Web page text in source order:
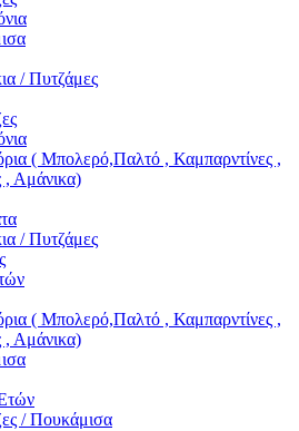
/ Πυτζάμες
( Μπολερό,Παλτό , Καμπαρντίνες ,
, Αμάνικα)
/ Πυτζάμες
( Μπολερό,Παλτό , Καμπαρντίνες ,
, Αμάνικα)
/ Πουκάμισα